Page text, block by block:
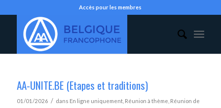
Accès pour les membres
AA-UNITE.BE (Etapes et traditions)
01/01/2026 / dans En ligne uniquement, Réunion à thème Réunion de